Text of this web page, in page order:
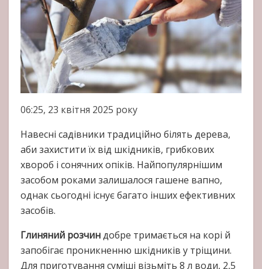
06:25, 23 квітня 2025 року
Навесні садівники традиційно білять дерева,
аби захистити їх від шкідників, грибкових
хвороб і сонячних опіків. Найпопулярнішим
засобом роками залишалося гашене вапно,
однак сьогодні існує багато інших ефективних
засобів.
Глиняний розчиндобре тримається на корі й
запобігає проникненню шкідників у тріщини.
Для приготування суміші візьміть 8 л води, 2,5